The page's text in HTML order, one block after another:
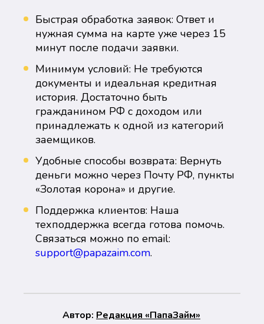
Быстрая обработка заявок: Ответ и
нужная сумма на карте уже через 15
минут после подачи заявки.
Минимум условий: Не требуются
документы и идеальная кредитная
история. Достаточно быть
гражданином РФ с доходом или
принадлежать к одной из категорий
заемщиков.
Удобные способы возврата: Вернуть
деньги можно через Почту РФ, пункты
«Золотая корона» и другие.
Поддержка клиентов: Наша
техподдержка всегда готова помочь.
Связаться можно по email:
support@papazaim.com.
Автор: Peдaкция «ПапаЗайм»